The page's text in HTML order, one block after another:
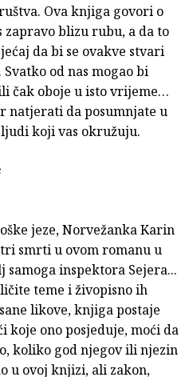
Ova knjiga govori o
blizu rubu, a da to
da bi se ovakve stvari
od nas mogao bi
čak oboje u isto vrijeme…
natjerati da posumnjate u
koji vas okružuju.
jeze, Norvežanka Karin
smrti u ovom romanu u
inspektora Sejera...
teme i živopisno ih
likove, knjiga postaje
koje ono posjeduje, moći da
koliko god njegov ili njezin
u ovoj knjizi, ali zakon,